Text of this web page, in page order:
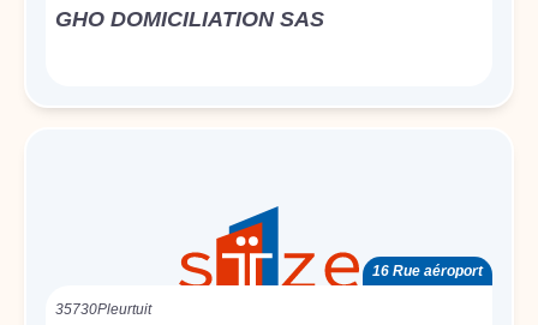
GHO DOMICILIATION SAS
16 Rue aéroport
35730Pleurtuit